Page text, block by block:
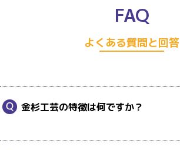
FAQ
よくある質問と回答
金杉工芸の特徴は何ですか？